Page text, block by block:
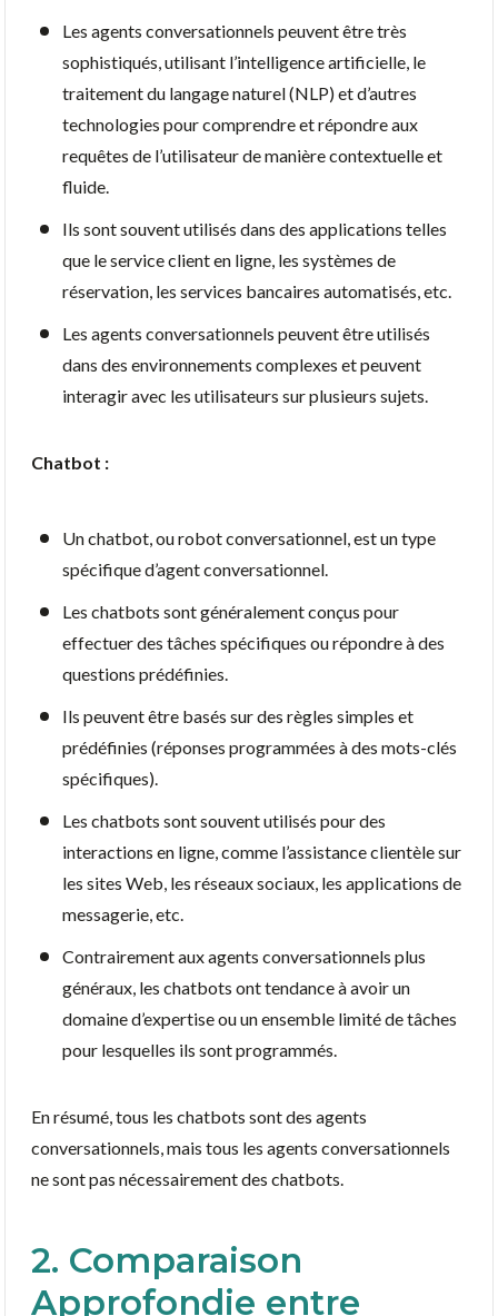
Les agents conversationnels peuvent être très
sophistiqués, utilisant l’intelligence artificielle, le
traitement du langage naturel (NLP) et d’autres
technologies pour comprendre et répondre aux
requêtes de l’utilisateur de manière contextuelle et
fluide.
Ils sont souvent utilisés dans des applications telles
que le service client en ligne, les systèmes de
réservation, les services bancaires automatisés, etc.
Les agents conversationnels peuvent être utilisés
dans des environnements complexes et peuvent
interagir avec les utilisateurs sur plusieurs sujets.
Chatbot :
Un chatbot, ou robot conversationnel, est un type
spécifique d’agent conversationnel.
Les chatbots sont généralement conçus pour
effectuer des tâches spécifiques ou répondre à des
questions prédéfinies.
Ils peuvent être basés sur des règles simples et
prédéfinies (réponses programmées à des mots-clés
spécifiques).
Les chatbots sont souvent utilisés pour des
interactions en ligne, comme l’assistance clientèle sur
les sites Web, les réseaux sociaux, les applications de
messagerie, etc.
Contrairement aux agents conversationnels plus
généraux, les chatbots ont tendance à avoir un
domaine d’expertise ou un ensemble limité de tâches
pour lesquelles ils sont programmés.
En résumé, tous les chatbots sont des agents
conversationnels, mais tous les agents conversationnels
ne sont pas nécessairement des chatbots.
2. Comparaison
Approfondie entre